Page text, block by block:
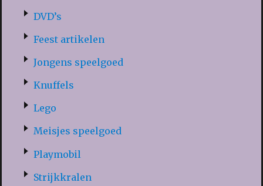
DVD’s
Feest artikelen
Jongens speelgoed
Knuffels
Lego
Meisjes speelgoed
Playmobil
Strijkkralen